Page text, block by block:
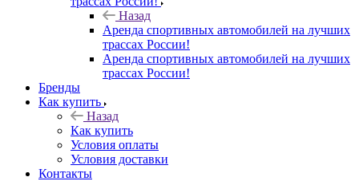
Назад
Аренда спортивных автомобилей на лучших
трассах России!
Аренда спортивных автомобилей на лучших
трассах России!
Бренды
Как купить
Назад
Как купить
Условия оплаты
Условия доставки
Контакты